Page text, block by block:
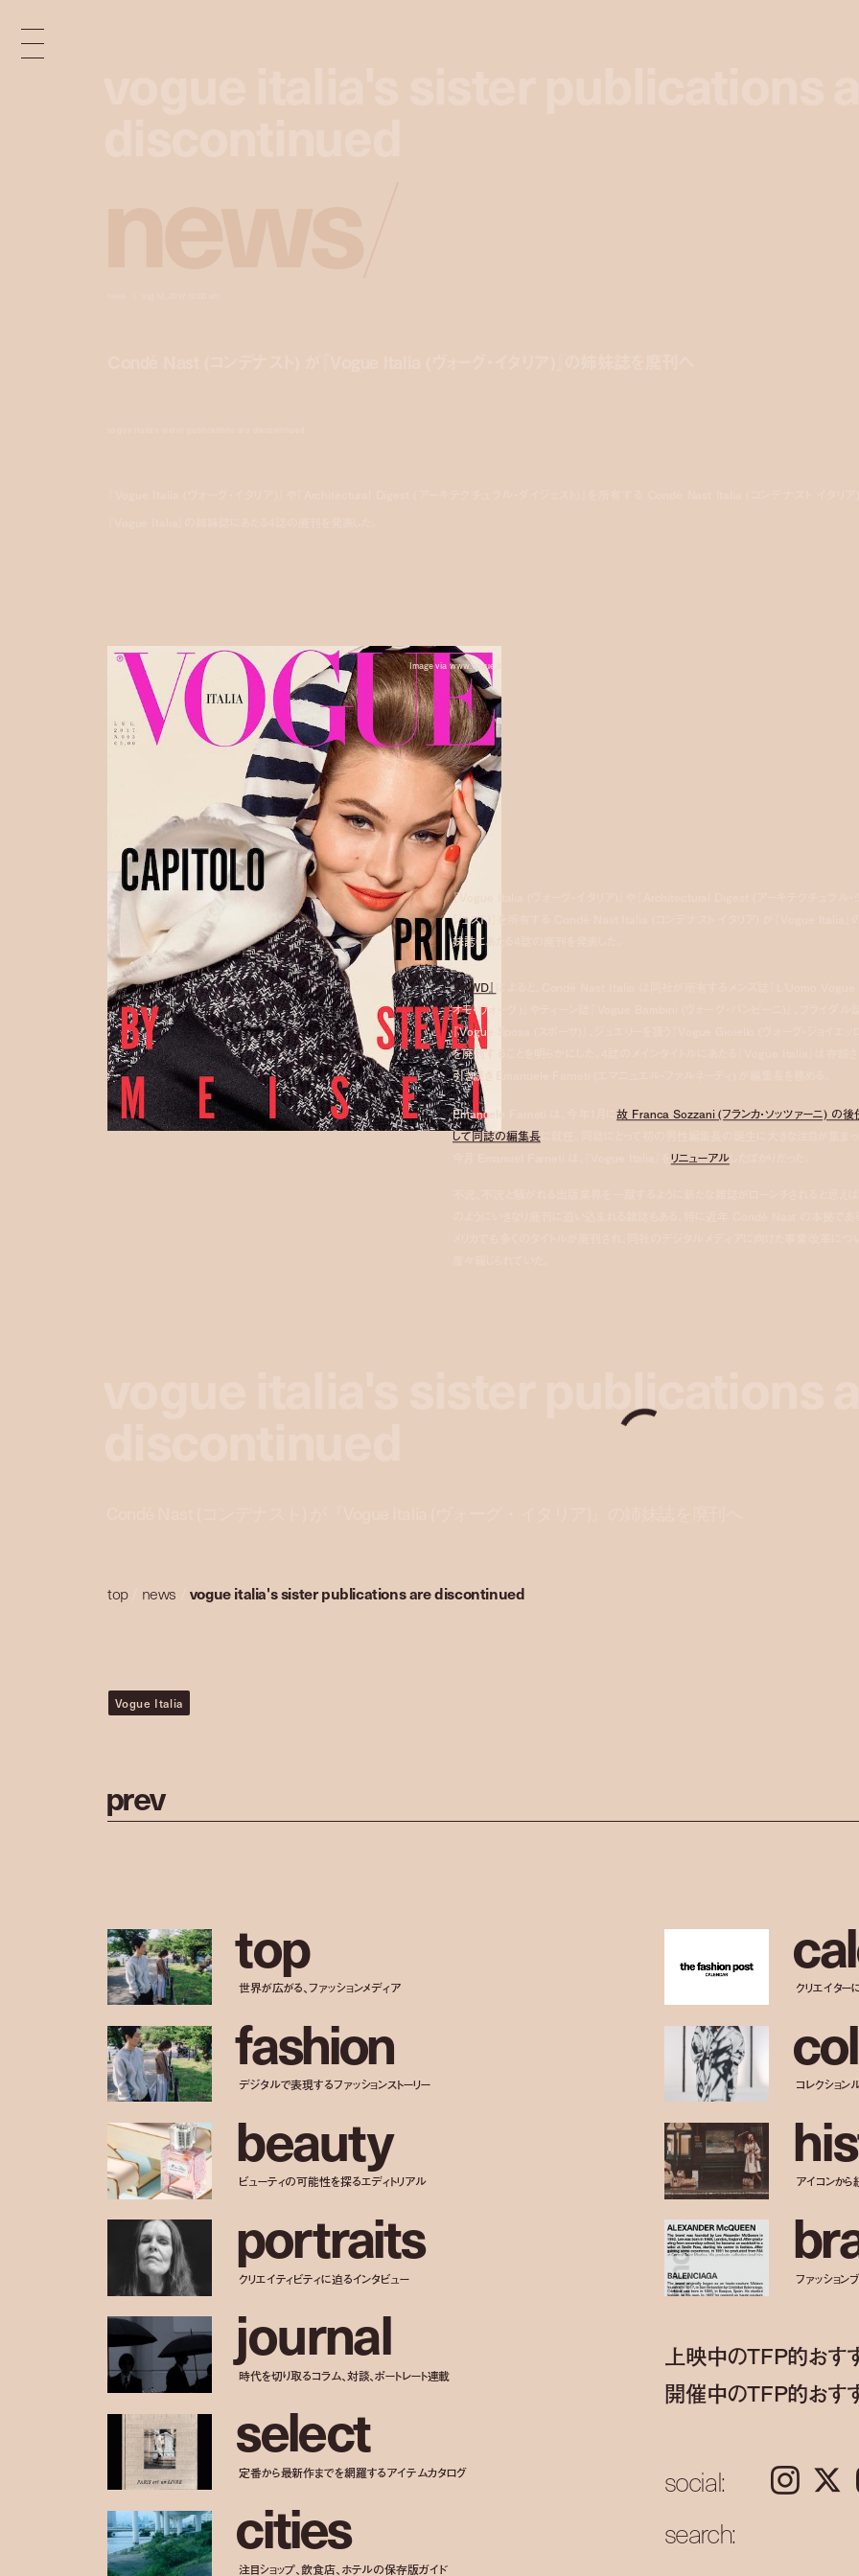
Image via www.vogue.it
『Vogue Italia (ヴォーグ・イタリア)』や『Architectural Digest (アーキテクチュラル・
ジェスト)』を所有する Condé Nast Italia (コンデナスト イタリア) が『Vogue Italia』
妹誌にあたる4誌の廃刊を発表した。
『WWD』
オモ・ヴォーグ)』やティーン誌『Vogue Bambini (ヴォーグ・バンビーニ)』、ブライダル
『Vogue Sposa (スポーサ)』、ジュエリーを扱う『Vogue Gioiello (ヴォーグ・ジョイエッ
を廃刊することを明らかにした。4誌のメインタイトルにあたる『Vogue Italia』は存続さ
引き続き Emanuele Farneti (エマニュエル・ファルネーティ) が編集長を務める。
Emanuele Farneti は、今年1月に故 Franca Sozzani (フランカ・ソッツァーニ) の後
して同誌の編集長に就任。同誌にとって初の男性編集長の誕生に大きな注目が集まっ
リニューアルしたばかりだった。
vogue italia's sister publications
top/ news vogue italia's sister publications are discontinued
Vogue Italia
prev
top
世界が広がる、ファッションメディア
fashion
デジタルで表現するファッションストーリー
beauty
ビューティの可能性を探るエディトリアル
portraits
クリエイティビティに迫るインタビュー
journal
時代を切り取るコラム、対談、ポートレート連載
select
定番から最新作までを網羅するアイテムカタログ
cities
注目ショップ、飲食店、ホテルの保存版ガイド
cal
クリエイター
col
コレクション
his
アイコンから
br
ファッション
上映中のTFP的おす
開催中のTFP的おす
social: Instagram 𝕏
search: